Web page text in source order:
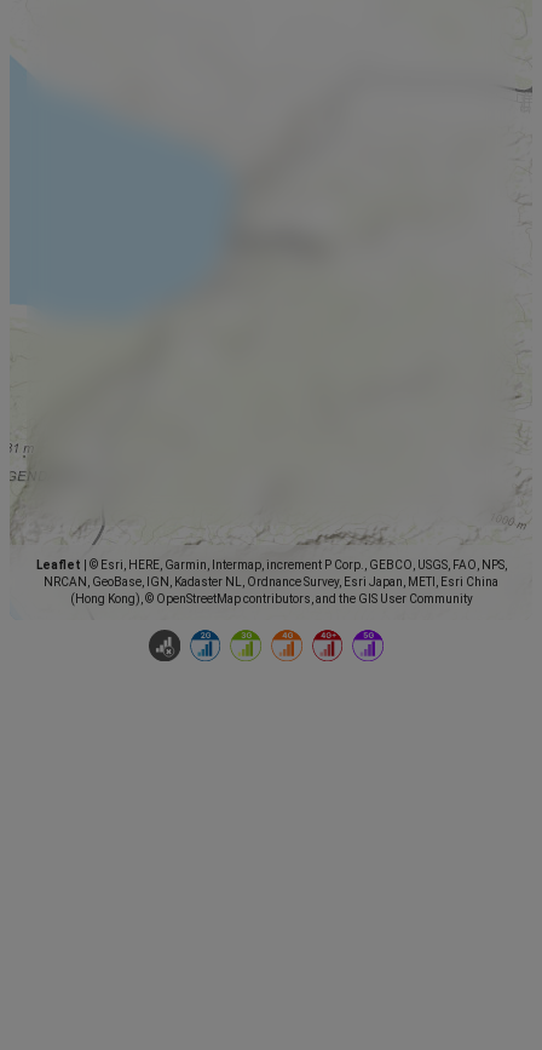
Leaflet
© Esri, HERE, Garmin, Intermap, increment P Corp., GEBCO, USGS, FAO, NPS,
NRCAN, GeoBase, IGN, Kadaster NL, Ordnance Survey, Esri Japan, METI, Esri China
(Hong Kong), © OpenStreetMap contributors, and the GIS User Community